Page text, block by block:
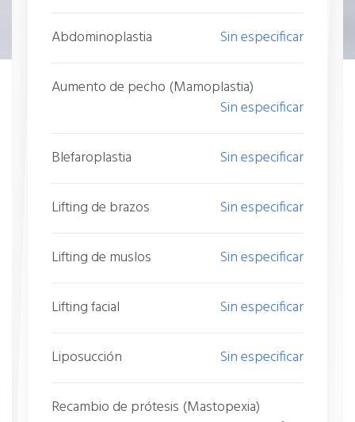
Abdominoplastia Sin especificar
Aumento de pecho (Mamoplastia)
Sin especificar
Blefaroplastia Sin especificar
Lifting de brazos Sin especificar
Lifting de muslos Sin especificar
Lifting facial Sin especificar
Liposucción Sin especificar
Recambio de prótesis (Mastopexia)